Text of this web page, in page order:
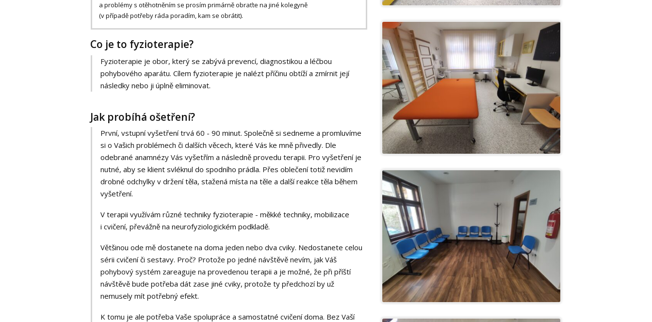
a problémy s otěhotněním se prosím primárně obraťte na jiné kolegyně
(v případě potřeby ráda poradím, kam se obrátit).
Co je to fyzioterapie?
Fyzioterapie je obor, který se zabývá prevencí, diagnostikou a léčbou
pohybového aparátu. Cílem fyzioterapie je nalézt příčinu obtíží a zmírnit její
následky nebo ji úplně eliminovat.
Jak probíhá ošetření?
První, vstupní vyšetření trvá 60 - 90 minut. Společně si sedneme a promluvíme
si o Vašich problémech či dalších věcech, které Vás ke mně přivedly. Dle
odebrané anamnézy Vás vyšetřím a následně provedu terapii. Pro vyšetření je
nutné, aby se klient svléknul do spodního prádla. Přes oblečení totiž nevidím
drobné odchylky v držení těla, stažená místa na těle a další reakce těla během
vyšetření.
V terapii využívám různé techniky fyzioterapie - měkké techniky, mobilizace
i cvičení, převážně na neurofyziologickém podkladě.
Většinou ode mě dostanete na doma jeden nebo dva cviky. Nedostanete celou
sérii cvičení či sestavy. Proč? Protože po jedné návštěvě nevím, jak Váš
pohybový systém zareaguje na provedenou terapii a je možné, že při příští
návštěvě bude potřeba dát zase jiné cviky, protože ty předchozí by už
nemusely mít potřebný efekt.
K tomu je ale potřeba Vaše spolupráce a samostatné cvičení doma. Bez Vaší